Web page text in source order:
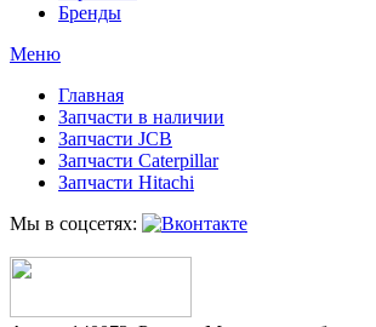
Бренды
Меню
Главная
Запчасти в наличии
Запчасти JCB
Запчасти Caterpillar
Запчасти Hitachi
Мы в соцсетях: